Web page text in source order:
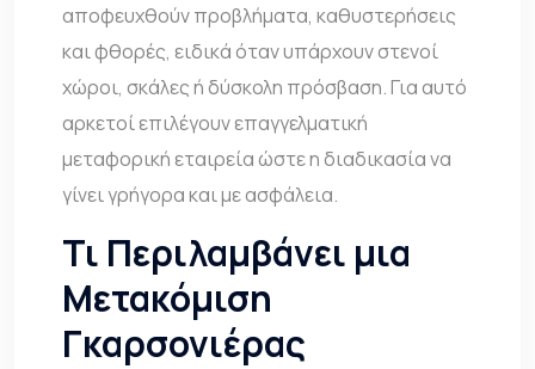
αποφευχθούν προβλήματα, καθυστερήσεις
και φθορές, ειδικά όταν υπάρχουν στενοί
χώροι, σκάλες ή δύσκολη πρόσβαση. Για αυτό
αρκετοί επιλέγουν επαγγελματική
μεταφορική εταιρεία ώστε η διαδικασία να
γίνει γρήγορα και με ασφάλεια.
Τι Περιλαμβάνει μια
Μετακόμιση
Γκαρσονιέρας